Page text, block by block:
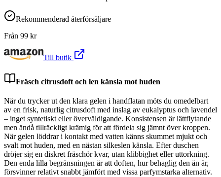
Rekommenderad återförsäljare
Från 99 kr
Till butik
Fräsch citrusdoft och len känsla mot huden
När du trycker ut den klara gelen i handflatan möts du omedelbart
av en frisk, naturlig citrusdoft med inslag av eukalyptus och lavendel
– inget syntetiskt eller överväldigande. Konsistensen är lättflytande
men ändå tillräckligt krämig för att fördela sig jämnt över kroppen.
När gelen löddrar i kontakt med vatten känns skummet mjukt och
svalt mot huden, med en nästan silkeslen känsla. Efter duschen
dröjer sig en diskret fräschör kvar, utan klibbighet eller uttorkning.
Den enda lilla begränsningen är att doften, hur behaglig den än är,
försvinner relativt snabbt jämfört med vissa parfymstarka alternativ.